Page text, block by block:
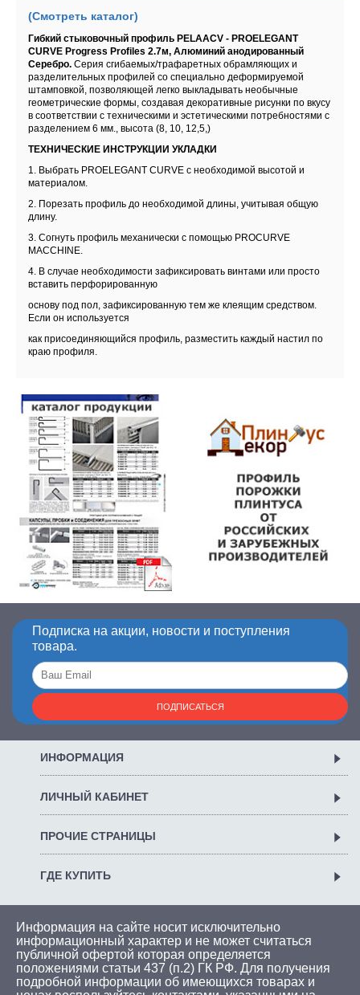
(Смотреть каталог)
Гибкий стыковочный профиль PELAACV - PROELEGANT
CURVE Progress Profiles 2.7м, Алюминий анодированный
Серебро. Серия сгибаемых/трафаретных обрамляющих и
разделительных профилей со специально деформируемой
штамповкой, позволяющей легко выкладывать необычные
геометрические формы, создавая декоративные рисунки по вкусу
в соответствии с техническими и эстетическими потребностями с
разделением 6 мм., высота (8, 10, 12,5,)
ТЕХНИЧЕСКИЕ ИНСТРУКЦИИ УКЛАДКИ
1. Выбрать PROELEGANT CURVE с необходимой высотой и
материалом.
2. Порезать профиль до необходимой длины, учитывая общую
длину.
3. Согнуть профиль механически с помощью PROCURVE
MACCHINE.
4. В случае необходимости зафиксировать винтами или просто
вставить перфорированную
основу под пол, зафиксированную тем же клеящим средством.
Если он используется
как присоединяющийся профиль, разместить каждый настил по
краю профиля.
Подписка на акции, новости и поступления
товара.
ПОДПИСАТЬСЯ
ИНФОРМАЦИЯ
ЛИЧНЫЙ КАБИНЕТ
ПРОЧИЕ СТРАНИЦЫ
ГДЕ КУПИТЬ
Информация на сайте носит исключительно
информационный характер и не может считаться
публичной офертой которая определяется
положениями статьи 437 (п.2) ГК РФ. Для получения
подробной информации об имеющихся товарах и